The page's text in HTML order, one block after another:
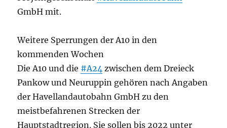
GmbH mit.
Weitere Sperrungen der A10 in den
kommenden Wochen
Die A10 und die #A24 zwischen dem Dreieck
Pankow und Neuruppin gehören nach Angaben
der Havellandautobahn GmbH zu den
meistbefahrenen Strecken der
Hauptstadtregion. Sie sollen bis 2022 unter